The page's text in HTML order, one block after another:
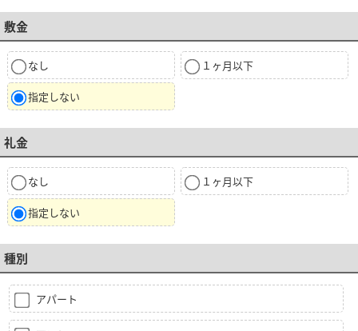
敷金
なし １ヶ月以下
指定しない
礼金
なし １ヶ月以下
指定しない
種別
アパート